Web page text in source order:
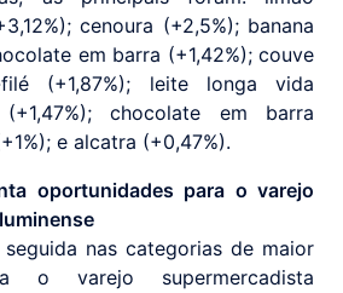
cenoura (+2,5%); banana
em barra (+1,42%); couve
filé (+1,87%); leite longa vida
chocolate em barra
e alcatra (+0,47%).
oportunidades para o varejo
nas categorias de maior
o varejo supermercadista